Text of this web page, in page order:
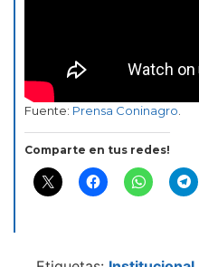
Fuente: Prensa Coninagro
Comparte en tus redes!